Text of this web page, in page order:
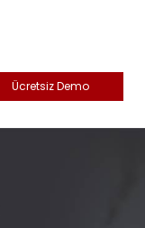
Ücretsiz Demo